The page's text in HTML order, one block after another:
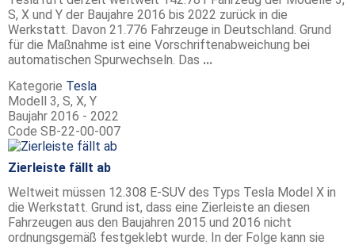
S, X und Y der Baujahre 2016 bis 2022 zurück in die
Werkstatt. Davon 21.776 Fahrzeuge in Deutschland. Grund
für die Maßnahme ist eine Vorschriftenabweichung bei
automatischen Spurwechseln. Das ...
Kategorie Tesla
Modell 3, S, X, Y
Baujahr 2016 - 2022
Code SB-22-00-007
Zierleiste fällt ab
Weltweit müssen 12.308 E-SUV des Typs Tesla Model X in
die Werkstatt. Grund ist, dass eine Zierleiste an diesen
Fahrzeugen aus den Baujahren 2015 und 2016 nicht
ordnungsgemäß festgeklebt wurde. In der Folge kann sie